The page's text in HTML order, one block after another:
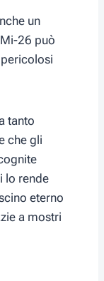
un
26 può
tanto
che gli
lo rende
eterno
a mostri